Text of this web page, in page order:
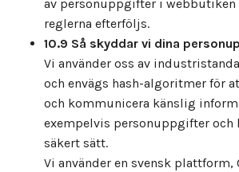
av personuppgifter i
reglerna efterföljs.
10.9 Så skyddar vi dina
Vi använder oss av
och envägs hash-algoritmer för
och kommunicera känslig
exempelvis personuppgifter och
säkert sätt.
Vi använder en svensk